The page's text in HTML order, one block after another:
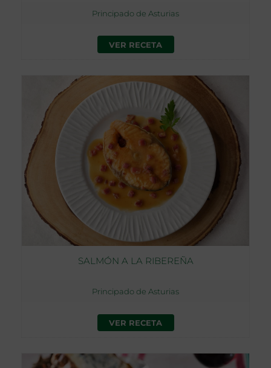
Principado de Asturias
VER RECETA
SALMÓN A LA RIBEREÑA
Principado de Asturias
VER RECETA